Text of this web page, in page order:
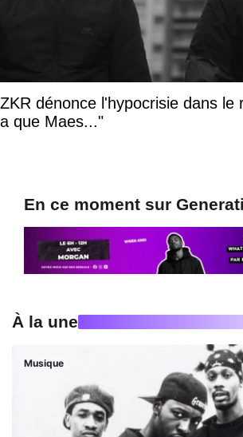
ZKR dénonce l'hypocrisie dans le
a que Maes..."
En ce moment sur
À la une
Musique